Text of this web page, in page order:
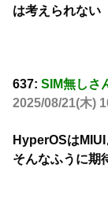
は考えられない
637: SIM無しさ
2025/08/21(木)
HyperOSは
そんなふうに期